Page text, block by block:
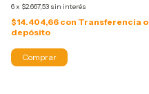
6x $2.667,53 sin interés
$14.404,66 con Transferencia o
depósito